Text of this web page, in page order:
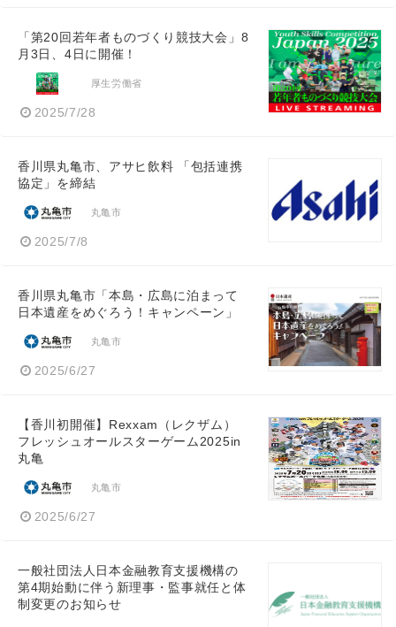
「第20回若年者ものづくり競技大会」8
月3日、4日に開催！
厚生労働省
2025/7/28
香川県丸亀市、アサヒ飲料 「包括連携
協定」を締結
丸亀市
2025/7/8
香川県丸亀市「本島・広島に泊まって
日本遺産をめぐろう！キャンペーン」
丸亀市
2025/6/27
【香川初開催】Rexxam（レクザム）
フレッシュオールスターゲーム2025in
丸亀
丸亀市
2025/6/27
一般社団法人日本金融教育支援機構の
第4期始動に伴う新理事・監事就任と体
制変更のお知らせ